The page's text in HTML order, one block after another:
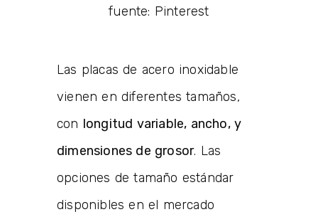
fuente: Pinterest
Las placas de acero inoxidable
vienen en diferentes tamaños,
con longitud variable, ancho, y
dimensiones de grosor. Las
opciones de tamaño estándar
disponibles en el mercado